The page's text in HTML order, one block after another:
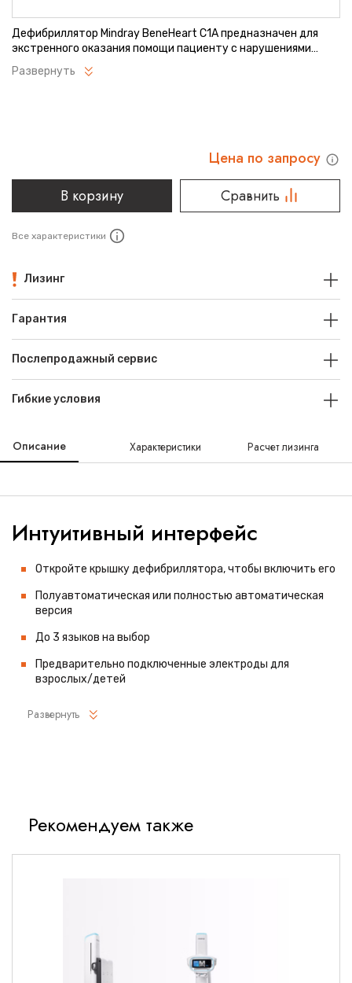
Дефибриллятор Mindray BeneHeart C1A предназначен для
экстренного оказания помощи пациенту с нарушениями
ритма сердца и проведения дефибрилляции при внезапной
остановке сердца у взрослых и детей. Оборудование может
Развернуть
Цена по запросу
В корзину
Сравнить
Все характеристики
Лизинг
Гарантия
Послепродажный сервис
Гибкие условия
Описание Характеристики Расчет лизинга
Интуитивный интерфейс
Откройте крышку дефибриллятора, чтобы включить его
Полуавтоматическая или полностью автоматическая
версия
До 3 языков на выбор
Предварительно подключенные электроды для
взрослых/детей
общественных местах навыки спасателей могут сильно
эффективность процесса оказания помощи).
Технология ResQNavi™, основанная на большом количестве
данных о поведении пользователей и результатах
Развернуть
Рекомендуем также